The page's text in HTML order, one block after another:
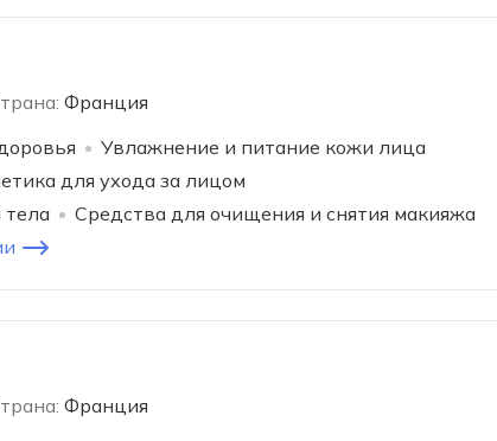
Франция
Увлажнение и питание кожи лица
для ухода за лицом
Средства для очищения и снятия макияжа
Франция